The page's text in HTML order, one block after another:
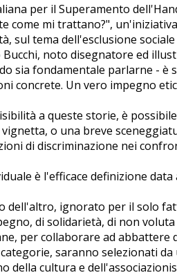
per il Superamento
come mi trattano?",
sul tema dell'esclusione
noto disegnatore ed
sia fondamentale parlarne - è
concrete. Un vero impegno
a queste storie, è
o una breve
di discriminazione nei
è l'efficace definizione
dell'altro, ignorato per il solo
di solidarietà, di non
per collaborare ad abbattere
saranno selezionati
della cultura e